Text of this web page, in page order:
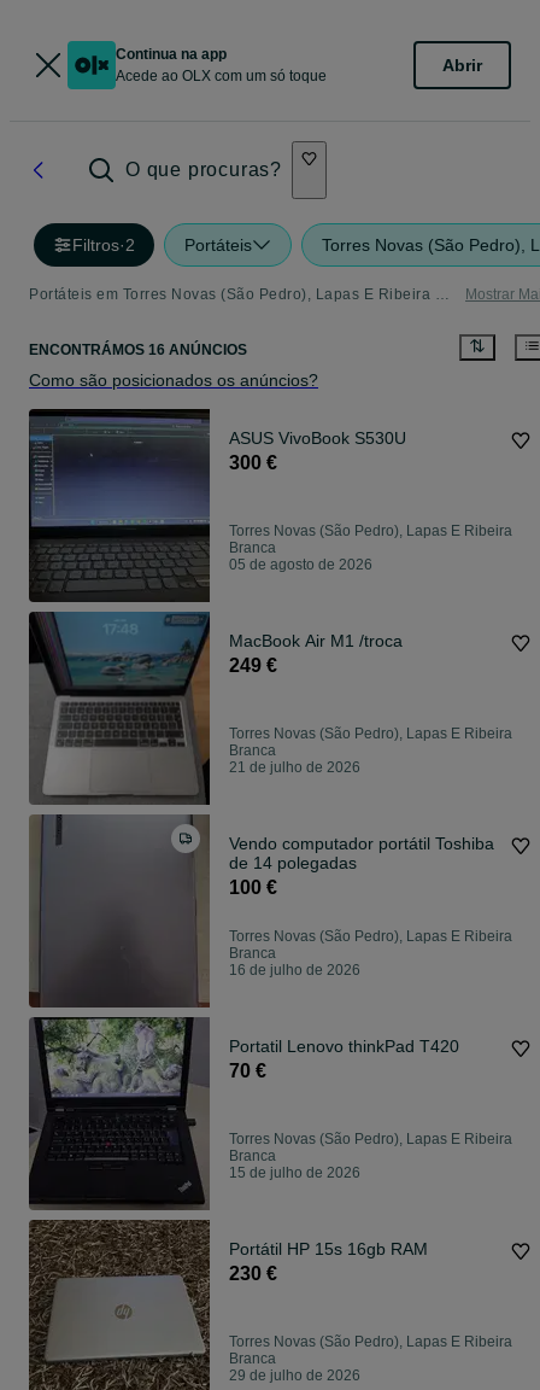
Continua na app
Acede ao OLX com um só toque
Abrir
O que procuras?
Filtros·2 Portáteis Torres Novas (São Pedro),
Portáteis em Torres Novas (São Pedro), Lapas E Ribeira Branca - tudo o que precisa Mostrar
ENCONTRÁMOS 16 ANÚNCIOS
Como são posicionados os anúncios?
ASUS VivoBook S530U
300 €
Torres Novas (São Pedro), Lapas E Ribeira
Branca
05 de agosto de 2026
MacBook Air M1 /troca
249 €
Torres Novas (São Pedro), Lapas E Ribeira
Branca
21 de julho de 2026
Vendo computador portátil Toshiba
de 14 polegadas
100 €
Torres Novas (São Pedro), Lapas E Ribeira
Branca
16 de julho de 2026
Portatil Lenovo thinkPad T420
70 €
Torres Novas (São Pedro), Lapas E Ribeira
Branca
15 de julho de 2026
Portátil HP 15s 16gb RAM
230 €
Torres Novas (São Pedro), Lapas E Ribeira
Branca
29 de julho de 2026